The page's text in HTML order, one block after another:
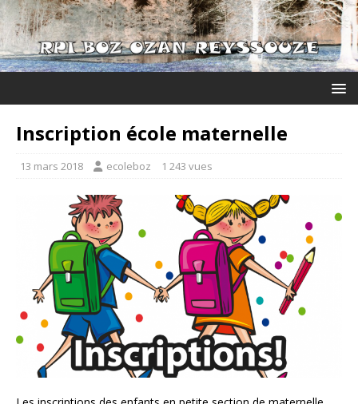
Inscription école maternelle
13 mars 2018 ecoleboz 1 243 vues